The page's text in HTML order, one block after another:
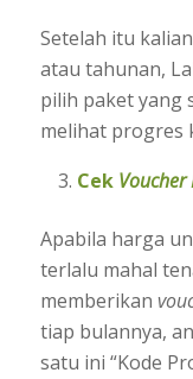
Setelah itu
atau tahunan,
pilih paket yang
melihat progres
Cek Voucher
Apabila harga
terlalu mahal
memberikan
tiap bulannya,
satu ini “Kode